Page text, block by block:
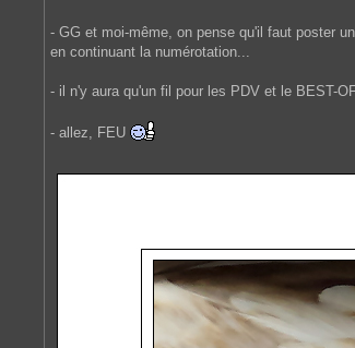
- GG et moi-même, on pense qu'il faut poster
en continuant la numérotation...
- il n'y aura qu'un fil pour les PDV et le BEST-
- allez, FEU